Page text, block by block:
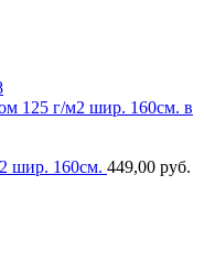
шир. 160см. 449,00 руб.